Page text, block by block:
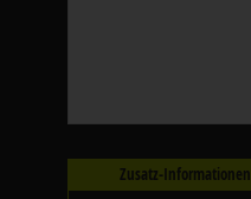
Zusatz-Informationen